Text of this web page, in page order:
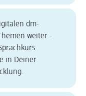
dm-
weiter -
in Deiner